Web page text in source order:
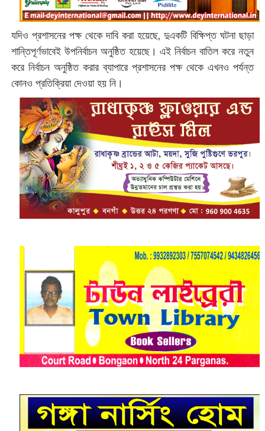
যদিও প্রশাসনের পক্ষ থেকে দাবি করা হয়েছে, দুএকটি বিক্ষিপ্ত ঘটনা ছাড়া
শান্তিপূর্ণভাবেই উপনির্বাচন অনুষ্ঠিত হয়েছে। এই নির্বাচন বাতিল করে নতুন
করে নির্বাচন অনুষ্ঠিত করার ব্যাপারে প্রশাসনের পক্ষ থেকে এখনও পর্যন্ত
কোনও প্রতিক্রিয়া দেওয়া হয় নি।